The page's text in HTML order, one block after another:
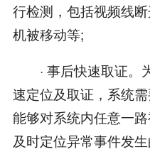
行检测，包括视频线
机被移动等;
· 事后快速取证。
速定位及取证，系统
能够对系统内任意一
及时定位异常事件发